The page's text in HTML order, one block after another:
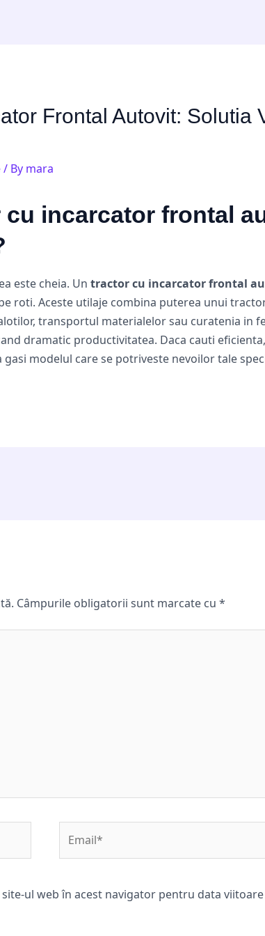
Frontal Autovit: Solutia
/ By mara
cu incarcator frontal
este cheia. Un tractor cu incarcator frontal
roti. Aceste utilaje combina puterea unui
transportul materialelor sau curatenia in
dramatic productivitatea. Daca cauti
modelul care se potriveste nevoilor tale
Câmpurile obligatorii sunt marcate cu *
ul web în acest navigator pentru data